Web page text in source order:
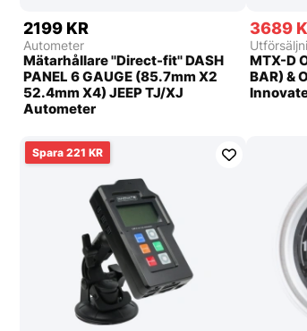
2199 KR
Autometer
Mätarhållare ''Direct-fit'' DASH
PANEL 6 GAUGE (85.7mm X2
52.4mm X4) JEEP TJ/XJ
Autometer
3689
MTX-D
BAR) &
221